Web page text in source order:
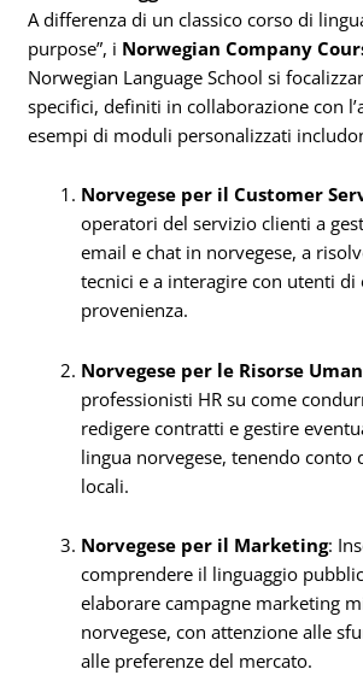
A differenza di un classico corso di
purpose”, i Norwegian Company
Norwegian Language School si
specifici, definiti in collaborazione con
esempi di moduli personalizzati
Norvegese per il Customer
operatori del servizio clienti a
email e chat in norvegese, a
tecnici e a interagire con utenti di
provenienza.
Norvegese per le Risorse
professionisti HR su come
redigere contratti e gestire
lingua norvegese, tenendo conto
locali.
Norvegese per il Marketing:
comprendere il linguaggio
elaborare campagne marketing
norvegese, con attenzione alle
alle preferenze del mercato.